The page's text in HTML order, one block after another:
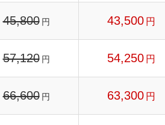
45,800 円 43,500 円
57,120 円 54,250 円
66,600 円 63,300 円